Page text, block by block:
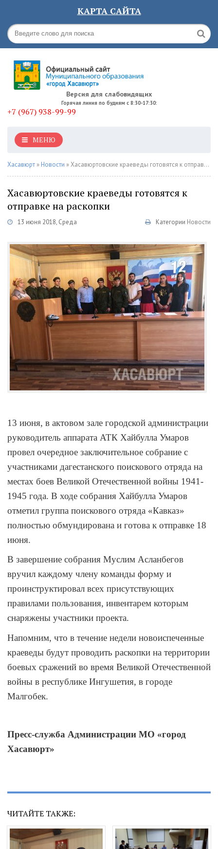
КАРТА САЙТА
Версия для слабовидящих
Горячая линия по будням с 8:30-17:30:
+7 (967) 938-99-99
МЕНЮ
Хасавюрт » Новости » Хасавюртовские краеведы готовятся к отправке на раскопки
Хасавюртовские краеведы готовятся к
отправке на раскопки
13 июня 2018, Среда Категории Новости
13 июня, в актовом зале городской администрации
руководитель аппарата АТК Хайбулла Умаров
провел очередное заключительное собрание с
участниками дагестанского поискового отряда на
местах боев Великой Отечественной войны 1941-
1945 года. В ходе собрания Хайбулла Умаров
отметил группа поискового отряда «Кавказ»
полностью обмундирована и готова к отправке 18
июня.
В завершение собрания Муслим Асланбегов
вручил каждому члену команды форму и
проинструктировал всех присутствующих
правилами пользования, инвентарем которым
снаряжены участники проекта.
Напомним, что в течение недели новоиспеченные
краеведы будут проводить раскопки на территории
боевых сражений во время Великой Отечественной
войны в республике Ингушетия, в городе
Малгобек.
Пресс-служба Администрации МО «город
Хасавюрт»
ЧИТАЙТЕ ТАКЖЕ: